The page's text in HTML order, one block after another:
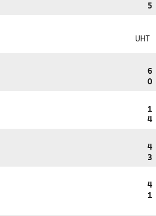
5
UHT
6
0
1
4
4
3
4
1